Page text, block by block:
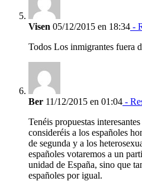
Visen 05/12/2015 en 18:34 -
Todos Los inmigrantes fuera
Ber 11/12/2015 en 01:04 -
Tenéis propuestas
consideréis a los españoles
de segunda y a los
españoles votaremos a un
unidad de España, sino que
españoles por igual.